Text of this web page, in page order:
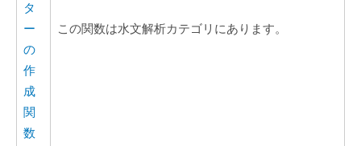
タ
ー
の
作
成
関
数
この関数は水文解析カテゴリにあります。